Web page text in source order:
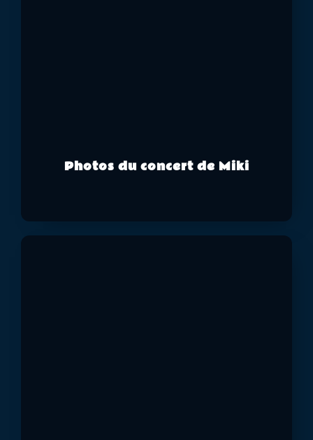
Photos du concert de Miki